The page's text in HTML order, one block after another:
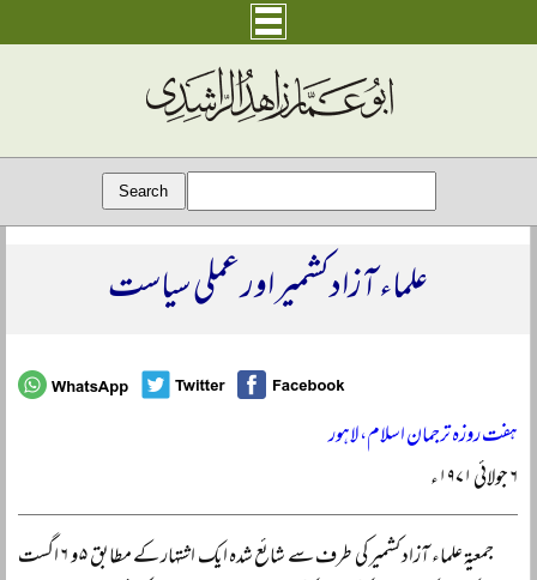
علماء آزاد کشمیر اور عملی سیاست
ہفت روزہ ترجمان اسلام، لاہور
۶ جولائی ۱۹۷۱ء
جمعیۃ علماء آزاد کشمیر کی طرف سے شائع شدہ ایک اشتہار کے مطابق ۵ و ۶ اگست